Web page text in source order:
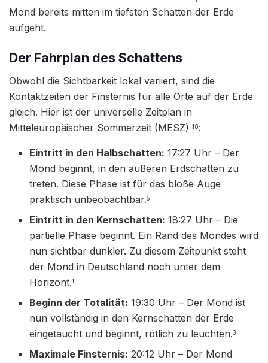
Mond bereits mitten im tiefsten Schatten der Erde
aufgeht.
Der Fahrplan des Schattens
Obwohl die Sichtbarkeit lokal variiert, sind die
Kontaktzeiten der Finsternis für alle Orte auf der Erde
gleich. Hier ist der universelle Zeitplan in
Mitteleuropäischer Sommerzeit (MESZ) 18:
Eintritt in den Halbschatten: 17:27 Uhr – Der
Mond beginnt, in den äußeren Erdschatten zu
treten. Diese Phase ist für das bloße Auge
praktisch unbeobachtbar.5
Eintritt in den Kernschatten: 18:27 Uhr – Die
partielle Phase beginnt. Ein Rand des Mondes wird
nun sichtbar dunkler. Zu diesem Zeitpunkt steht
der Mond in Deutschland noch unter dem
Horizont.1
Beginn der Totalität: 19:30 Uhr – Der Mond ist
nun vollständig in den Kernschatten der Erde
eingetaucht und beginnt, rötlich zu leuchten.3
Maximale Finsternis: 20:12 Uhr – Der Mond